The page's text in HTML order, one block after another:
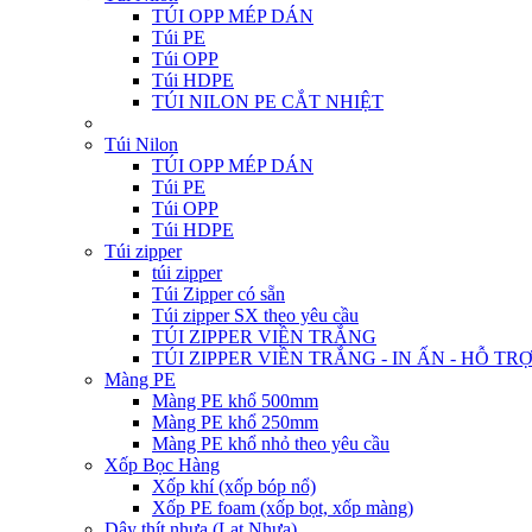
TÚI OPP MÉP DÁN
Túi PE
Túi OPP
Túi HDPE
TÚI NILON PE CẮT NHIỆT
Túi Nilon
TÚI OPP MÉP DÁN
Túi PE
Túi OPP
Túi HDPE
Túi zipper
túi zipper
Túi Zipper có sẵn
Túi zipper SX theo yêu cầu
TÚI ZIPPER VIỀN TRẮNG
TÚI ZIPPER VIỀN TRẮNG - IN ẤN - HỖ
Màng PE
Màng PE khổ 500mm
Màng PE khổ 250mm
Màng PE khổ nhỏ theo yêu cầu
Xốp Bọc Hàng
Xốp khí (xốp bóp nổ)
Xốp PE foam (xốp bọt, xốp màng)